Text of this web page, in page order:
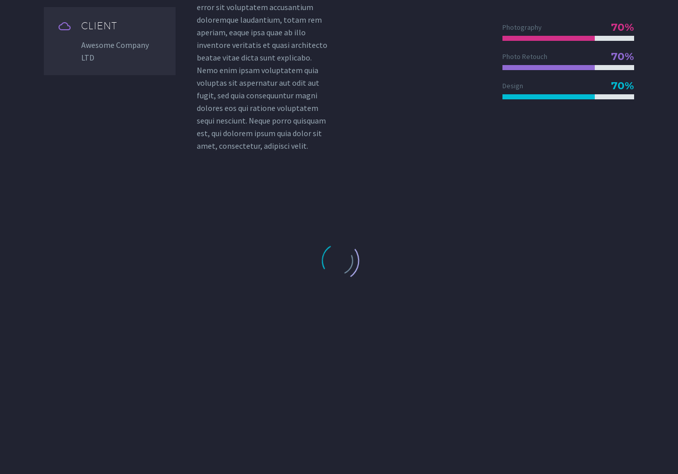

 CLIENT
Awesome Company
LTD
error sit voluptatem accusantium
doloremque laudantium, totam rem
aperiam, eaque ipsa quae ab illo
inventore veritatis et quasi architecto
beatae vitae dicta sunt explicabo.
Nemo enim ipsam voluptatem quia
voluptas sit aspernatur aut odit aut
fugit, sed quia consequuntur magni
dolores eos qui ratione voluptatem
sequi nesciunt. Neque porro quisquam
est, qui dolorem ipsum quia dolor sit
amet, consectetur, adipisci velit.
Photography 70%
Photo Retouch 70%
Design 70%